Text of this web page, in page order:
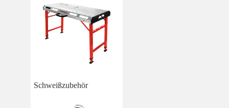
Schweißzubehör